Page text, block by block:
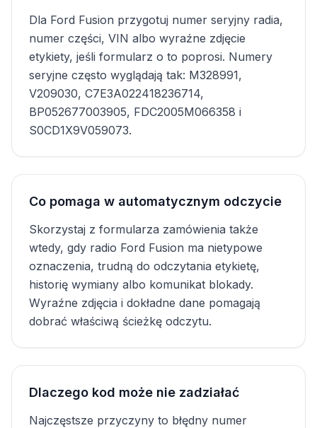
Dla Ford Fusion przygotuj numer seryjny radia,
numer części, VIN albo wyraźne zdjęcie
etykiety, jeśli formularz o to poprosi. Numery
seryjne często wyglądają tak: M328991,
V209030, C7E3A022418236714,
BP052677003905, FDC2005M066358 i
S0CD1X9V059073.
Co pomaga w automatycznym odczycie
Skorzystaj z formularza zamówienia także
wtedy, gdy radio Ford Fusion ma nietypowe
oznaczenia, trudną do odczytania etykietę,
historię wymiany albo komunikat blokady.
Wyraźne zdjęcia i dokładne dane pomagają
dobrać właściwą ścieżkę odczytu.
Dlaczego kod może nie zadziałać
Najczęstsze przyczyny to błędny numer